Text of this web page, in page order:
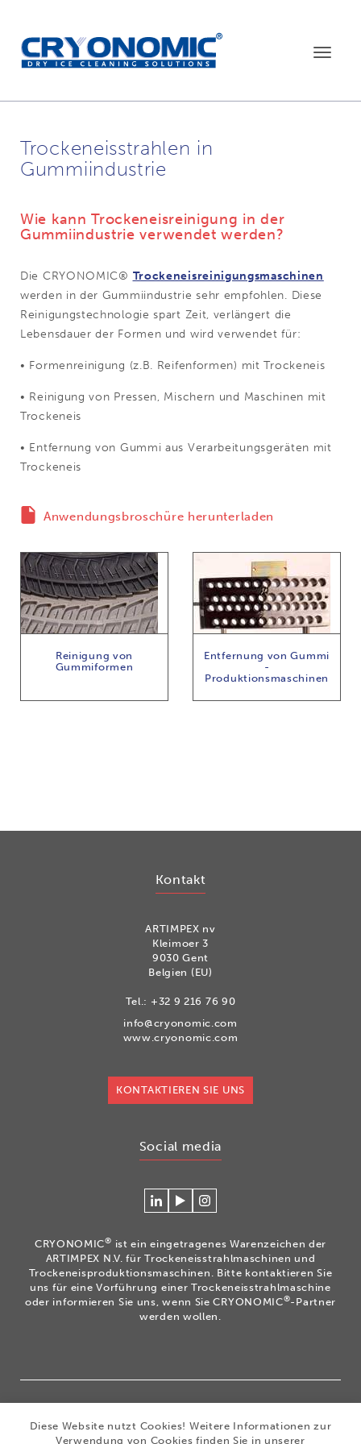
Toggle
Trockeneisstrahlen in
Gummiindustrie
Wie kann Trockeneisreinigung in der
Gummiindustrie verwendet werden?
Die CRYONOMIC® Trockeneisreinigungsmaschinen
werden in der Gummiindustrie sehr empfohlen. Diese
Reinigungstechnologie spart Zeit, verlängert die
Lebensdauer der Formen und wird verwendet für:
• Formenreinigung (z.B. Reifenformen) mit Trockeneis
• Reinigung von Pressen, Mischern und Maschinen mit
Trockeneis
• Entfernung von Gummi aus Verarbeitungsgeräten mit
Trockeneis
Anwendungsbroschüre herunterladen
Reinigung von
Gummiformen
Entfernung von Gummi
-
Produktionsmaschinen
Kontakt
ARTIMPEX nv
Kleimoer 3
9030 Gent
Belgien (EU)
Tel.: +32 9 216 76 90
info@cryonomic.com
www.cryonomic.com
KONTAKTIEREN SIE UNS
Social media
Verlinken
sich
mit
Cryonomic
auf
Linkedin
Betrachten
unsere
Videos
auf
unserem
Cryonomic
YouTube-
Volg
Instagram
CRYONOMIC® ist ein eingetragenes Warenzeichen der
ARTIMPEX N.V. für Trockeneisstrahlmaschinen und
Trockeneisproduktionsmaschinen. Bitte kontaktieren Sie
uns für eine Vorführung einer Trockeneisstrahlmaschine
oder informieren Sie uns, wenn Sie CRYONOMIC®-Partner
werden wollen.
Warenzeichen der ARTIMPEX nv
| Datenschutz |
Diese Website nutzt Cookies! Weitere Informationen zur
Verwendung von Cookies finden Sie in unserer